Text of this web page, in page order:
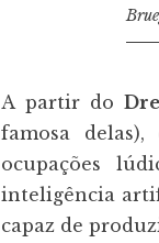
A partir do
famosa
ocupações
inteligência
capaz de